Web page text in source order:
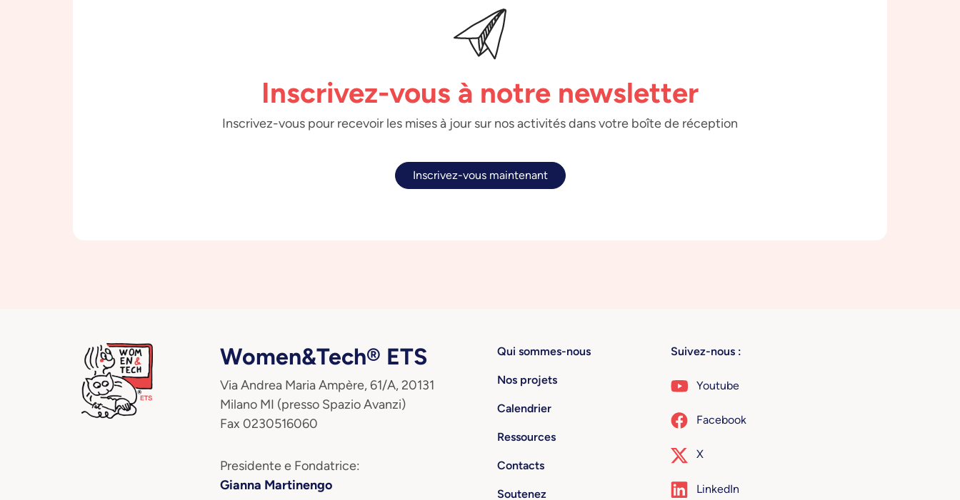
Inscrivez-vous à notre newsletter
Inscrivez-vous pour recevoir les mises à jour sur nos activités dans votre boîte de réception
Inscrivez-vous maintenant
Women&Tech® ETS
Via Andrea Maria Ampère, 61/A, 20131
Milano MI (presso Spazio Avanzi)
Fax 0230516060
Presidente e Fondatrice:
Gianna Martinengo
Qui sommes-nous
Nos projets
Calendrier
Ressources
Contacts
Soutenez
Suivez-nous :
Youtube
Facebook
X
LinkedIn